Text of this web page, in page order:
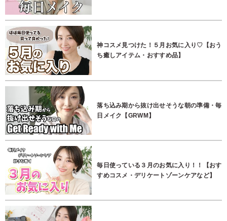
神コスメ見つけた！５月お気に入り♡【おう
ち癒しアイテム・おすすめ品】
落ち込み期から抜け出せそうな朝の準備・毎
日メイク【GRWM】
毎日使っている３月のお気に入り！！【おす
すめコスメ・デリケートゾーンケアなど】